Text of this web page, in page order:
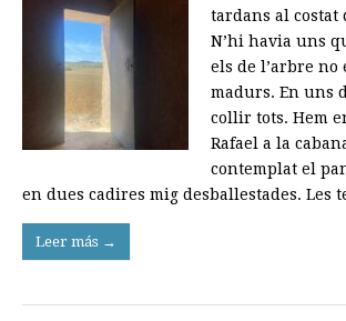
tardans al costat
N’hi havia uns
els de l’arbre no
madurs. En uns
collir tots. Hem
Rafael a la
contemplat el
en dues cadires mig desballestades. Les
Leer más →